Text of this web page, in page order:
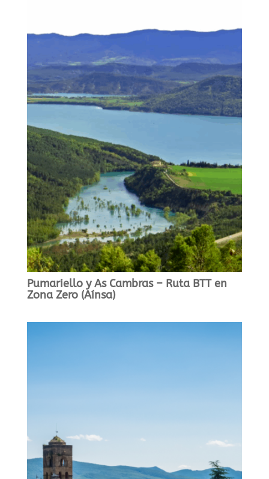
Pumariello y As Cambras – Ruta BTT en
Zona Zero (Aínsa)